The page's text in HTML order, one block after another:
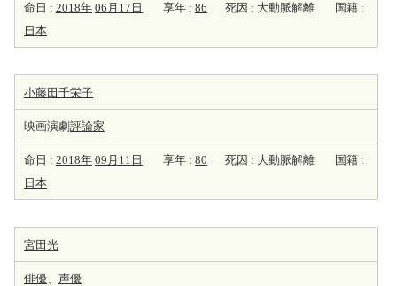
命日 : 2018年 06月17日 享年 : 86 死因 : 大動脈解離
国籍 :
日本
小藤田千栄子
映画演劇 評論家
命日 : 2018年 09月11日 享年 : 80 死因 : 大動脈解離
国籍 :
日本
宮田光
俳優、 声優